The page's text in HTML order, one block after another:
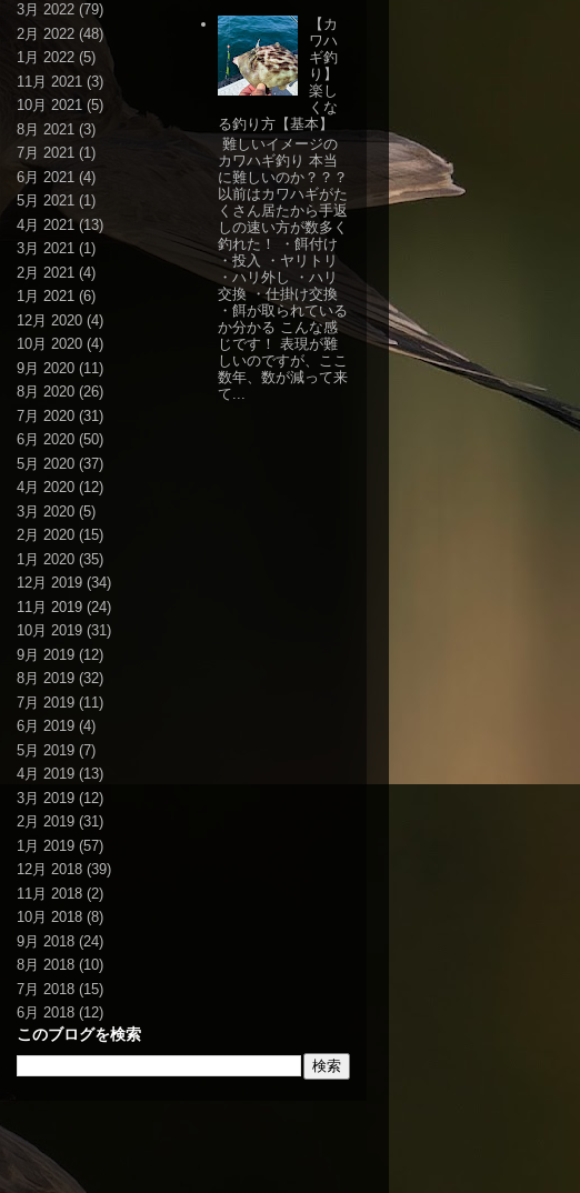
3月 2022 (79)
2月 2022 (48)
1月 2022 (5)
11月 2021 (3)
10月 2021 (5)
8月 2021 (3)
7月 2021 (1)
6月 2021 (4)
5月 2021 (1)
4月 2021 (13)
3月 2021 (1)
2月 2021 (4)
1月 2021 (6)
12月 2020 (4)
10月 2020 (4)
9月 2020 (11)
8月 2020 (26)
7月 2020 (31)
6月 2020 (50)
5月 2020 (37)
4月 2020 (12)
3月 2020 (5)
2月 2020 (15)
1月 2020 (35)
12月 2019 (34)
11月 2019 (24)
10月 2019 (31)
9月 2019 (12)
8月 2019 (32)
7月 2019 (11)
6月 2019 (4)
5月 2019 (7)
4月 2019 (13)
3月 2019 (12)
2月 2019 (31)
1月 2019 (57)
12月 2018 (39)
11月 2018 (2)
10月 2018 (8)
9月 2018 (24)
8月 2018 (10)
7月 2018 (15)
6月 2018 (12)
【カ
ワハ
ギ釣
り】
楽し
くな
る釣り方【基本】
難しいイメージの
カワハギ釣り 本当
に難しいのか？？？
以前はカワハギがた
くさん居たから手返
しの速い方が数多く
釣れた！ ・餌付け
・投入 ・ヤリトリ
・ハリ外し ・ハリ
交換 ・仕掛け交換
・餌が取られている
か分かる こんな感
じです！ 表現が難
しいのですが、ここ
数年、数が減って来
て...
このブログを検索